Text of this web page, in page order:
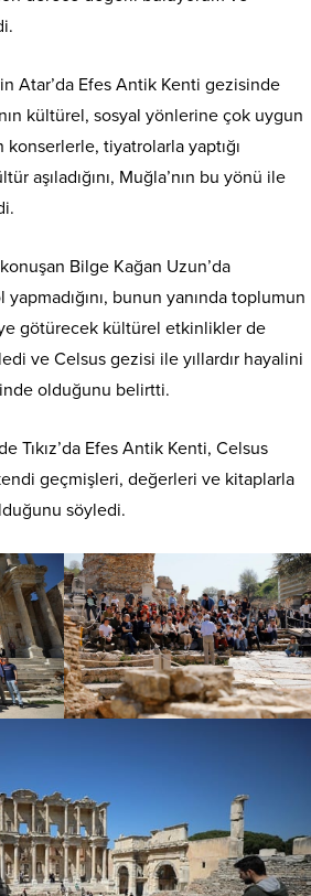
Atar’da Efes Antik Kenti gezisinde
kültürel, sosyal yönlerine çok uygun
tiyatrolarla yaptığı
aşıladığını, Muğla’nın bu yönü ile
Bilge Kağan Uzun’da
bunun yanında toplumun
götürecek kültürel etkinlikler de
ve Celsus gezisi ile yıllardır hayalini
olduğunu belirtti.
Tıkız’da Efes Antik Kenti, Celsus
geçmişleri, değerleri ve kitaplarla
söyledi.